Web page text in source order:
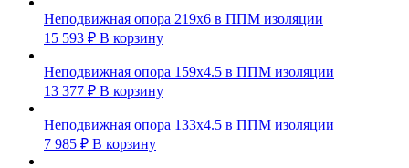
Неподвижная опора 219х6 в ППМ изоляции
15 593 ₽ В корзину
Неподвижная опора 159х4.5 в ППМ изоляции
13 377 ₽ В корзину
Неподвижная опора 133х4.5 в ППМ изоляции
7 985 ₽ В корзину